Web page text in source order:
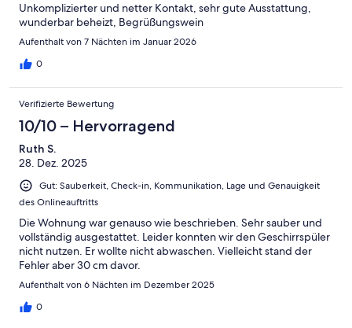
Unkomplizierter und netter Kontakt, sehr gute Ausstattung,
wunderbar beheizt, Begrüßungswein
Aufenthalt von 7 Nächten im Januar 2026
0
Verifizierte Bewertung
10/10 – Hervorragend
Ruth S.
28. Dez. 2025
Gut: Sauberkeit, Check-in, Kommunikation, Lage und Genauigkeit
des Onlineauftritts
Die Wohnung war genauso wie beschrieben. Sehr sauber und
vollständig ausgestattet. Leider konnten wir den Geschirrspüler
nicht nutzen. Er wollte nicht abwaschen. Vielleicht stand der
Fehler aber 30 cm davor.
Aufenthalt von 6 Nächten im Dezember 2025
0